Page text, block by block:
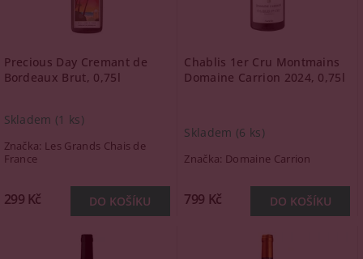
Precious Day Cremant de
Bordeaux Brut, 0,75l
Skladem (1 ks)
Značka: Les Grands Chais de
France
299 Kč
Chablis 1er Cru Montmains
Domaine Carrion 2024, 0,75l
Skladem (6 ks)
Značka: Domaine Carrion
799 Kč